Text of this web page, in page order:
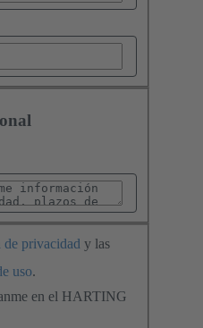
de privacidad y las
uso.
en el HARTING